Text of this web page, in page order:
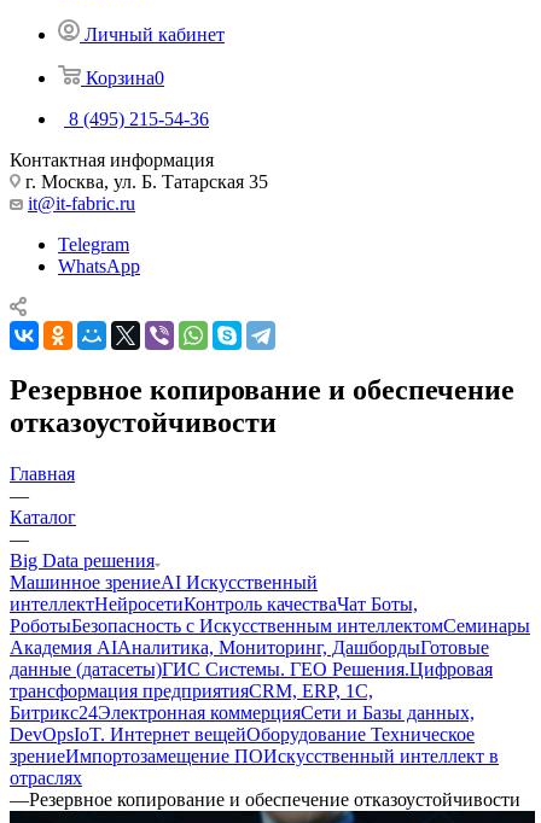
Личный кабинет
Корзина0
8 (495) 215-54-36
Контактная информация
г. Москва, ул. Б. Татарская 35
it@it-fabric.ru
Telegram
WhatsApp
Резервное копирование и обеспечение
отказоустойчивости
Главная
—
Каталог
—
Big Data решения
Машинное зрениеAI Искусственный
интеллектНейросетиКонтроль качестваЧат Боты,
РоботыБезопасность с Искусственным интеллектомСеминары
Академия AIАналитика, Мониторинг, ДашбордыГотовые
данные (датасеты)ГИС Системы. ГЕО Решения.Цифровая
трансформация предприятияCRM, ERP, 1C,
Битрикс24Электронная коммерцияСети и Базы данных,
DevOpsIoT. Интернет вещейОборудование Техническое
зрениеИмпортозамещение ПОИскусственный интеллект в
отраслях
—Резервное копирование и обеспечение отказоустойчивости